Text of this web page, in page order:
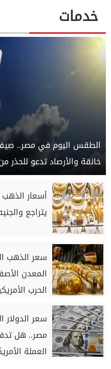
خدمات
الطقس اليوم في مصر..
خانقة والأرصاد تدعو للحذر
يتراجع
سعر الذهب
المعدن
الحرب
مصر.. هل تدفع
العملة